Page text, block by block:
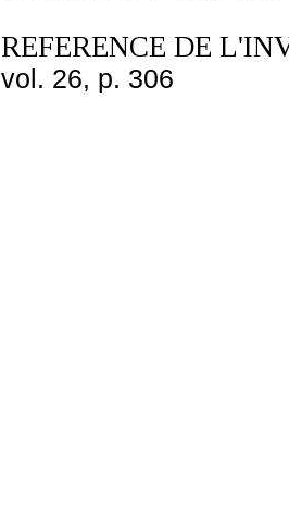
REFERENCE DE
vol. 26, p. 306